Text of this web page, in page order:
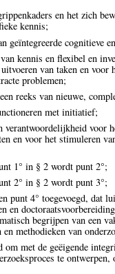
en het zich
kennis;
geïntegreerde cognitieve
kennis en flexibel en
van taken en voor
problemen;
reeks van nieuwe,
met initiatief;
verantwoordelijkheid voor
en voor het stimuleren
1° in § 2 wordt punt 2°;
2° in § 2 wordt punt 3°;
punt 4° toegevoegd, dat
en
begrijpen van een
en methodieken van
om met de geëigende
te